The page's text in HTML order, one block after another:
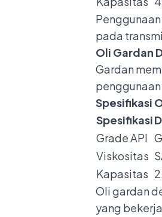
pada
Oli Gardan
Gardan
Spesifikasi
Spesifikasi
Grade API
Viskositas
Kapasitas
Oli gardan
yang